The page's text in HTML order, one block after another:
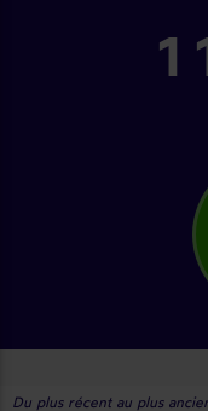
1
Du plus récent au plus